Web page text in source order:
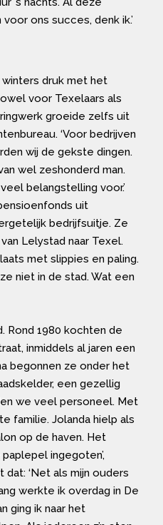
ons succes, denk ik.’
winters druk met het
voor Texelaars als
groeide zelfs uit
‘Voor bedrijven
wij de gekste dingen.
wel zeshonderd man.
belangstelling voor.’
uit
bedrijfsuitje. Ze
Lelystad naar Texel.
met slippies en paling.
niet in de stad. Wat een
Rond 1980 kochten de
inmiddels al jaren een
begonnen ze onder het
een gezellig
we veel personeel. Met
familie. Jolanda hielp als
op de haven. Het
ingegoten’,
dat: ‘Net als mijn ouders
werkte ik overdag in De
ging ik naar het